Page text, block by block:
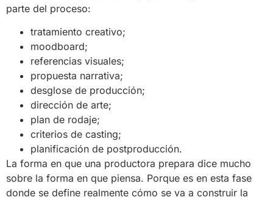
parte del proceso:
tratamiento creativo;
moodboard;
referencias visuales;
propuesta narrativa;
desglose de producción;
dirección de arte;
plan de rodaje;
criterios de casting;
planificación de postproducción.
La forma en que una productora prepara dice mucho
sobre la forma en que piensa. Porque es en esta fase
donde se define realmente cómo se va a construir la